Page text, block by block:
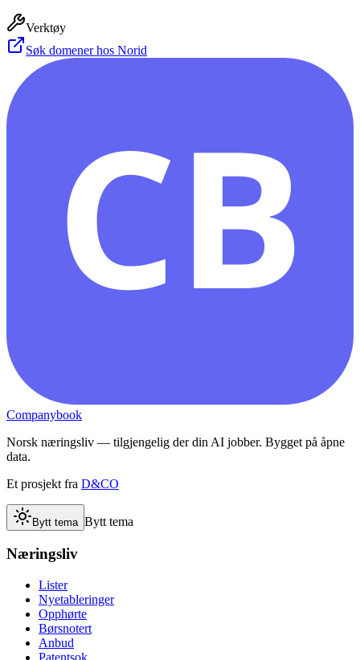
Verktøy
Søk domener hos Norid
CB
Companybook
Norsk næringsliv — tilgjengelig der din AI jobber. Bygget på åpne
data.
Et prosjekt fra D&CO
Bytt tema Bytt tema
Næringsliv
Lister
Nyetableringer
Opphørte
Børsnotert
Anbud
Patentsok